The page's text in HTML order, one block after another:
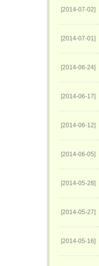
[2014-07-02]
[2014-07-01]
[2014-06-24]
[2014-06-17]
[2014-06-12]
[2014-06-05]
[2014-05-28]
[2014-05-27]
[2014-05-16]